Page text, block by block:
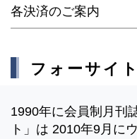
各決済のご案内
フォーサイ
1990年に会員制月刊
ト」は 2010年9月に